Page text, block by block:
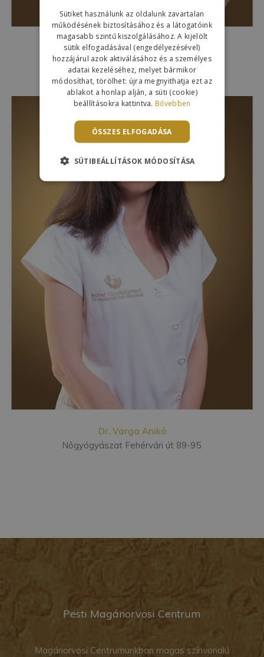
Dr. Jeney Krisztina
Nőgyógyászat Fehérvári út 82.
Dr. Varga Anikó
Nőgyógyászat Fehérvári út 89-95.
Pesti Magánorvosi Centrum
Magánorvosi Centrumunkban magas színvonalú
Sütiket használunk az oldalunk zavartalan
működésének biztosításához és a látogatóink
magasabb szintű kiszolgálásához. A kijelölt
sütik elfogadásával (engedélyezésével)
hozzájárul azok aktiválásához és a személyes
adatai kezeléséhez, melyet bármikor
módosíthat, törölhet: újra megnyithatja ezt az
ablakot a honlap alján, a süti (cookie)
beállításokra kattintva. Bővebben
ÖSSZES ELFOGADÁSA
SÜTIBEÁLLÍTÁSOK MÓDOSÍTÁSA